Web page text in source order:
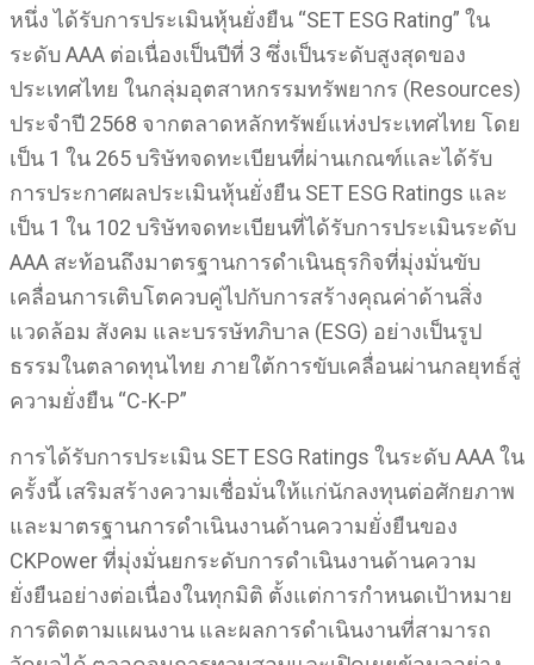
หนึ่ง ได้รับการประเมินหุ้นยั่งยืน “SET ESG Rating” ใน
ระดับ AAA ต่อเนื่องเป็นปีที่ 3 ซึ่งเป็นระดับสูงสุดของ
ประเทศไทย ในกลุ่มอุตสาหกรรมทรัพยากร (Resources)
ประจำปี 2568 จากตลาดหลักทรัพย์แห่งประเทศไทย โดย
เป็น 1 ใน 265 บริษัทจดทะเบียนที่ผ่านเกณฑ์และได้รับ
การประกาศผลประเมินหุ้นยั่งยืน SET ESG Ratings และ
เป็น 1 ใน 102 บริษัทจดทะเบียนที่ได้รับการประเมินระดับ
AAA สะท้อนถึงมาตรฐานการดำเนินธุรกิจที่มุ่งมั่นขับ
เคลื่อนการเติบโตควบคู่ไปกับการสร้างคุณค่าด้านสิ่ง
แวดล้อม สังคม และบรรษัทภิบาล (ESG) อย่างเป็นรูป
ธรรมในตลาดทุนไทย ภายใต้การขับเคลื่อนผ่านกลยุทธ์สู่
ความยั่งยืน “C-K-P”
การได้รับการประเมิน SET ESG Ratings ในระดับ AAA ใน
ครั้งนี้ เสริมสร้างความเชื่อมั่นให้แก่นักลงทุนต่อศักยภาพ
และมาตรฐานการดำเนินงานด้านความยั่งยืนของ
CKPower ที่มุ่งมั่นยกระดับการดำเนินงานด้านความ
ยั่งยืนอย่างต่อเนื่องในทุกมิติ ตั้งแต่การกำหนดเป้าหมาย
การติดตามแผนงาน และผลการดำเนินงานที่สามารถ